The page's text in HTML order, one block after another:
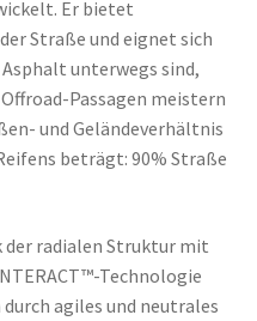
Er bietet
Straße und eignet sich
unterwegs sind,
Passagen meistern
und Geländeverhältnis
beträgt: 90% Straße
der radialen Struktur mit
Technologie
agiles und neutrales